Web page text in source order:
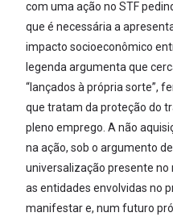
com uma ação no STF
que é necessária a
impacto socioeconômico
legenda argumenta que
“lançados à própria sorte”,
que tratam da proteção do
pleno emprego. A não
na ação, sob o argumento
universalização presente no
as entidades envolvidas no
manifestar e, num futuro